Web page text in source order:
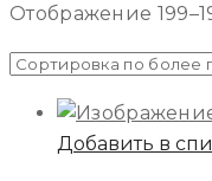
Переключить
Боковой
Отображение
Добавить в